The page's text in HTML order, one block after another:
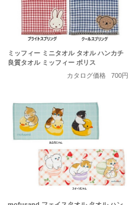
ミッフィー ミニタオル タオル ハンカチ
良質タオル ミッフィー ボリス
カタログ価格
700円